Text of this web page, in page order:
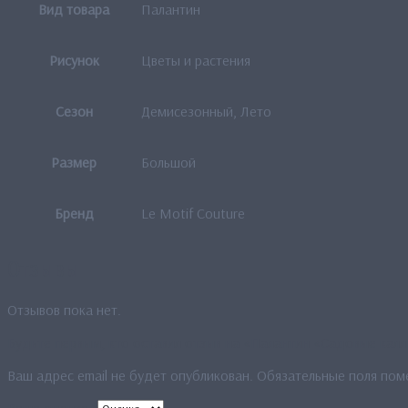
Вид товара Палантин
Рисунок Цветы и растения
Сезон Демисезонный, Лето
Размер Большой
Бренд Le Motif Couture
Отзывов пока нет.
Ваш адрес email не будет опубликован. Обязательные поля